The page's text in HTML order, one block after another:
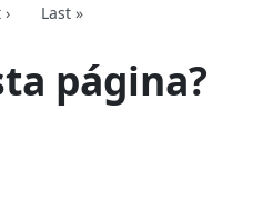
Last page
Last »
página?